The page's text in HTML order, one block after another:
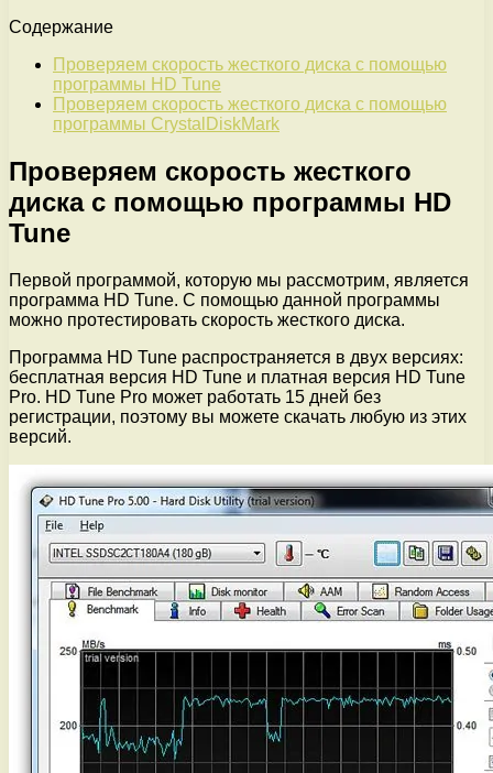
Содержание
Проверяем скорость жесткого диска с помощью
программы HD Tune
Проверяем скорость жесткого диска с помощью
программы CrystalDiskMark
Проверяем скорость жесткого
диска с помощью программы HD
Tune
Первой программой, которую мы рассмотрим, является
программа HD Tune. С помощью данной программы
можно протестировать скорость жесткого диска.
Программа HD Tune распространяется в двух версиях:
бесплатная версия HD Tune и платная версия HD Tune
Pro. HD Tune Pro может работать 15 дней без
регистрации, поэтому вы можете скачать любую из этих
версий.